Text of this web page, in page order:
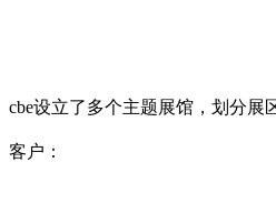
cbe设立了多个主题展馆，划分展
客户：